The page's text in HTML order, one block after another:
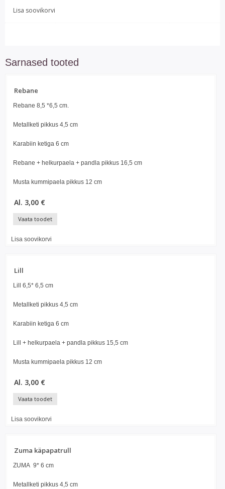
Lisa soovikorvi
Sarnased tooted
Rebane
Rebane 8,5 *6,5 cm.
Metallketi pikkus 4,5 cm
Karabiin ketiga 6 cm
Rebane + helkurpaela + pandla pikkus 16,5 cm
Musta kummipaela pikkus 12 cm
Al. 3,00 €
Vaata toodet
Lisa soovikorvi
Lill
Lill 6,5* 6,5 cm
Metallketi pikkus 4,5 cm
Karabiin ketiga 6 cm
Lill + helkurpaela + pandla pikkus 15,5 cm
Musta kummipaela pikkus 12 cm
Al. 3,00 €
Vaata toodet
Lisa soovikorvi
Zuma käpapatrull
ZUMA 9* 6 cm
Metallketi pikkus 4,5 cm